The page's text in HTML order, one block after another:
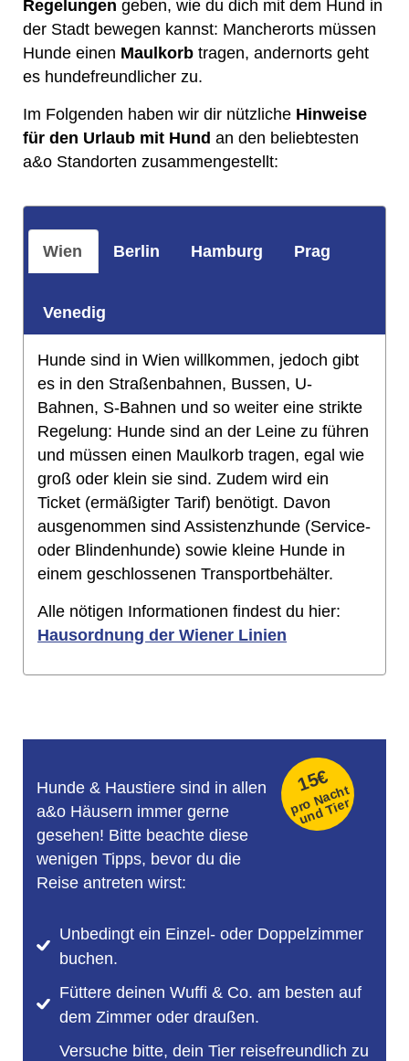
Regelungen geben, wie du dich mit dem Hund in
der Stadt bewegen kannst: Mancherorts müssen
Hunde einen Maulkorb tragen, andernorts geht
es hundefreundlicher zu.
Im Folgenden haben wir dir nützliche Hinweise
für den Urlaub mit Hund an den beliebtesten
a&o Standorten zusammengestellt:
Wien Berlin Hamburg Prag
Venedig
Hunde sind in Wien willkommen, jedoch gibt
es in den Straßenbahnen, Bussen, U-
Bahnen, S-Bahnen und so weiter eine strikte
Regelung: Hunde sind an der Leine zu führen
und müssen einen Maulkorb tragen, egal wie
groß oder klein sie sind. Zudem wird ein
Ticket (ermäßigter Tarif) benötigt. Davon
ausgenommen sind Assistenzhunde (Service-
oder Blindenhunde) sowie kleine Hunde in
einem geschlossenen Transportbehälter.
Alle nötigen Informationen findest du hier:
Hausordnung der Wiener Linien
Hunde & Haustiere sind in allen
a&o Häusern immer gerne
gesehen! Bitte beachte diese
wenigen Tipps, bevor du die
Reise antreten wirst:
15€
pro Nacht
und Tier
Unbedingt ein Einzel- oder Doppelzimmer
buchen.
Füttere deinen Wuffi & Co. am besten auf
dem Zimmer oder draußen.
Versuche bitte, dein Tier reisefreundlich zu